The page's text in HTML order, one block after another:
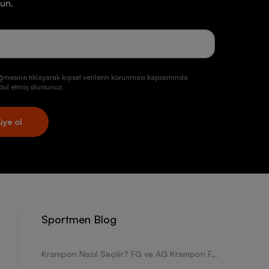
tıklayarak kişisel verilerin korunması kapsamında
etmiş olursunuz.
ol
Sportmen Blog
Krampon Nasıl Seçilir? FG ve AG Krampon Farkları Nelerdir?